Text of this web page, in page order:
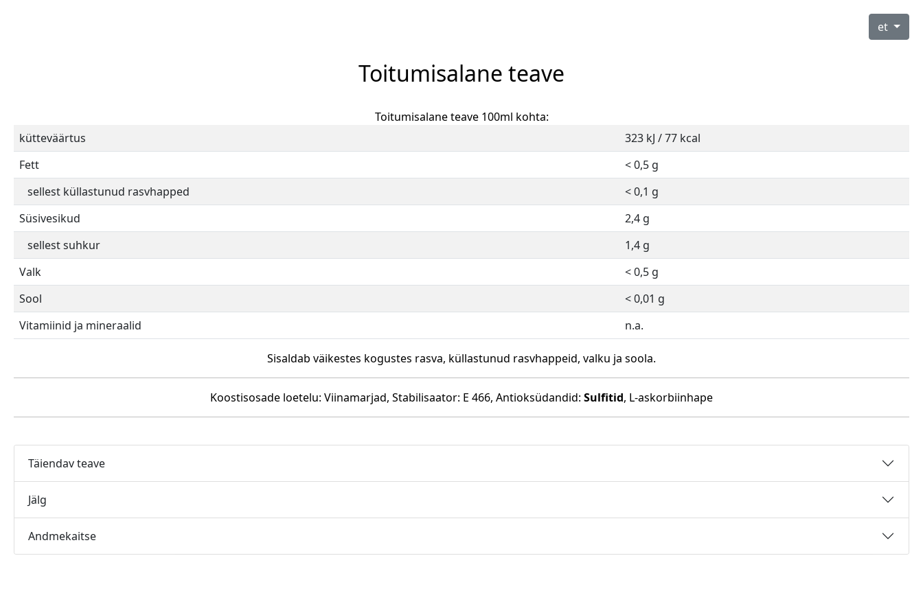
et
Toitumisalane teave
Toitumisalane teave 100ml kohta:
kütteväärtus
323 kJ / 77 kcal
Fett
< 0,5 g
sellest küllastunud rasvhapped
< 0,1 g
Süsivesikud
2,4 g
sellest suhkur
1,4 g
Valk
< 0,5 g
Sool
< 0,01 g
Vitamiinid ja mineraalid
n.a.
Sisaldab väikestes kogustes rasva, küllastunud rasvhappeid, valku ja soola.
Koostisosade loetelu: Viinamarjad, Stabilisaator: E 466, Antioksüdandid: Sulfitid, L-askorbiinhape
Täiendav teave
Jälg
Andmekaitse